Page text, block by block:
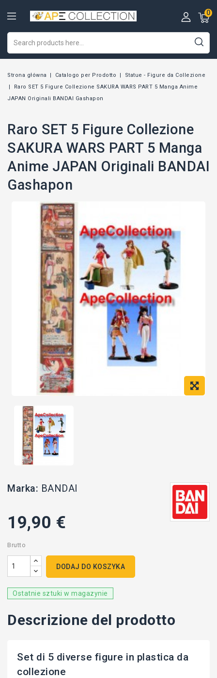
0
Strona główna Catalogo per Prodotto
Statue - Figure da Collezione
Raro SET 5 Figure Collezione SAKURA WARS PART 5 Manga Anime
JAPAN Originali BANDAI Gashapon
Raro SET 5 Figure Collezione
SAKURA WARS PART 5 Manga
Anime JAPAN Originali BANDAI
Gashapon
Marka: BANDAI
19,90 €
Brutto
DODAJ DO KOSZYKA
Ostatnie sztuki w magazynie
Descrizione del prodotto
Set di 5 diverse figure in plastica da
collezione